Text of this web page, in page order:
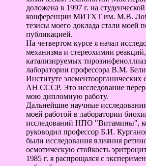
доложена в 1997 г. на
конференции МИТХТ им. М.В.
тезисы моего доклада стали моей
публикацией.
На четвертом курсе я начал
механизма и стереохимии реакций,
катализируемых
лаборатории профессора В.М.
Институте элементоорганических
АН СССР. Это исследование
мою дипломную работу.
Дальнейшие научные
моей работой в лаборатории
исследований НПО "Витамины",
руководил профессор Б.И.
были исследования влияния
осмотическую стойкость
1985 г. я распрощался с